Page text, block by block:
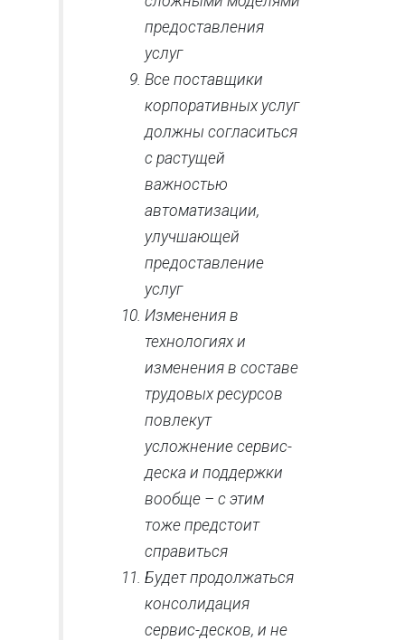
предоставления
услуг
Все поставщики
корпоративных услуг
должны согласиться
с растущей
важностью
автоматизации,
улучшающей
предоставление
услуг
Изменения в
технологиях и
изменения в составе
трудовых ресурсов
повлекут
усложнение сервис-
деска и поддержки
вообще – с этим
тоже предстоит
справиться
Будет продолжаться
консолидация
сервис-десков, и не